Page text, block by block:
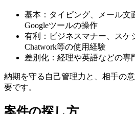
基本：タイピング、メール文
Googleツールの操作
有利：ビジネスマナー、スケ
Chatwork等の使用経験
差別化：経理や英語などの専
納期を守る自己管理力と、相手の
要です。
案件の探し方